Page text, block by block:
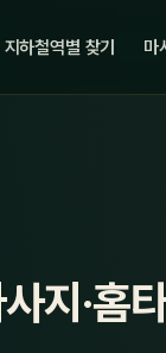
지하철역별 찾기 마
지·홈